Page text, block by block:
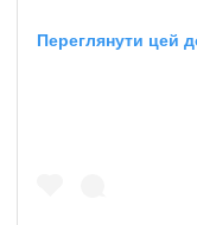
Переглянути цей